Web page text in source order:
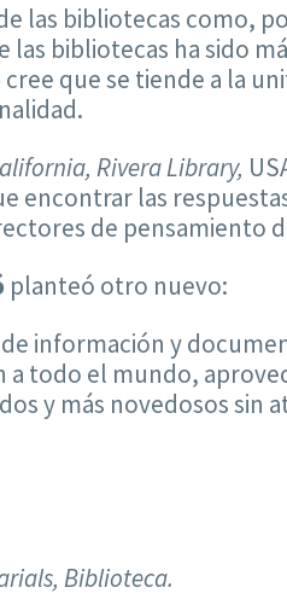
las bibliotecas como,
bibliotecas ha sido
cree que se tiende a la
Rivera Library,
encontrar las
de pensamiento
planteó otro nuevo:
información y
todo el mundo,
y más novedosos sin
Biblioteca.